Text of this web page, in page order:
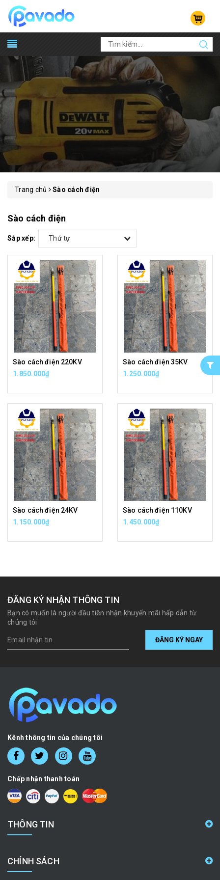
Trang chủ Sào cách điện
Sào cách điện
Sắp xếp: Thứ tự
Sào cách điện 220KV
1.850.000₫
Sào cách điện 35KV
1.250.000₫
Sào cách điện 24KV
1.150.000₫
Sào cách điện 110KV
1.450.000₫
ĐĂNG KÝ NHẬN THÔNG TIN
Bạn có muốn là người đầu tiên nhận khuyến mãi hấp dẫn từ
chúng tôi
ĐĂNG KÝ NGAY
Kênh thông tin của chúng tôi
Chấp nhận thanh toán
THÔNG TIN
CHÍNH SÁCH